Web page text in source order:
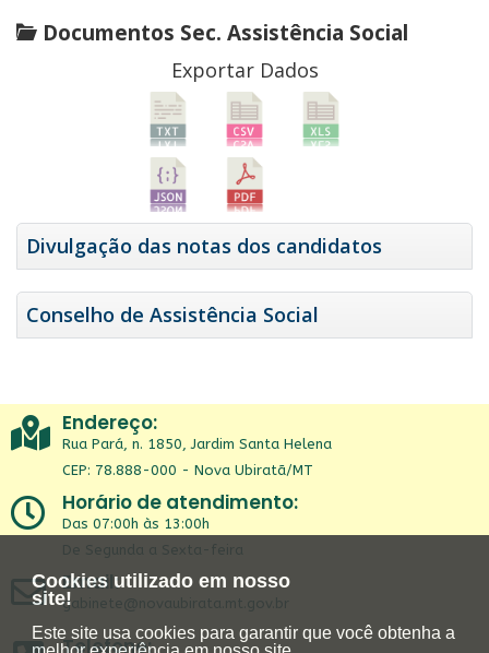
Cookies utilizado em nosso
site!
Este site usa cookies para garantir que você obtenha a
Documentos Sec. Assistência Social
Exportar Dados
Divulgação das notas dos candidatos
Conselho de Assistência Social
Endereço:
Rua Pará, n. 1850, Jardim Santa Helena
CEP: 78.888-000 - Nova Ubiratã/MT
Horário de atendimento:
Das 07:00h às 13:00h
De Segunda a Sexta-feira
Email:
gabinete@novaubirata.mt.gov.br
Telefone: